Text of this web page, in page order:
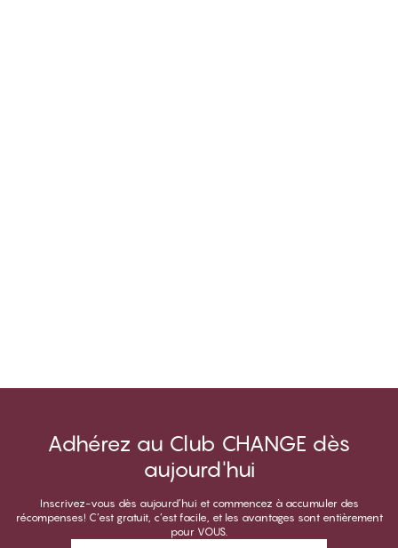
Adhérez au Club CHANGE dès
aujourd'hui
Inscrivez-vous dès aujourd’hui et commencez à accumuler des
récompenses! C’est gratuit, c’est facile, et les avantages sont entièrement
pour VOUS.